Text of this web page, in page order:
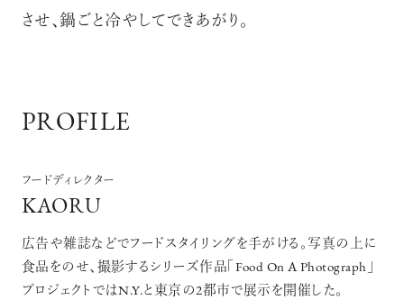
させ、鍋ごと冷やしてできあがり。
PROFILE
フードディレクター
KAORU
広告や雑誌などでフードスタイリングを手がける。写真の上に
食品をのせ、撮影するシリーズ作品「Food On A Photograph」
プロジェクトではN.Y.と東京の2都市で展示を開催した。